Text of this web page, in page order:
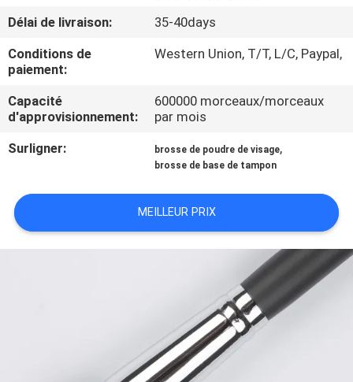
PLAN
DU
SITE
PRIVACY
Délai de livraison:
35-40days
Conditions de
paiement:
Western Union, T/T, L/C, Paypal,
Capacité
d'approvisionnement:
600000 morceaux/morceaux
par mois
Surligner:
brosse de poudre de visage,
brosse de base de tampon
MEILLEUR PRIX